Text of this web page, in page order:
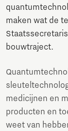
maken wat de
bouwtraject.
medicijnen en
producten en
weet van